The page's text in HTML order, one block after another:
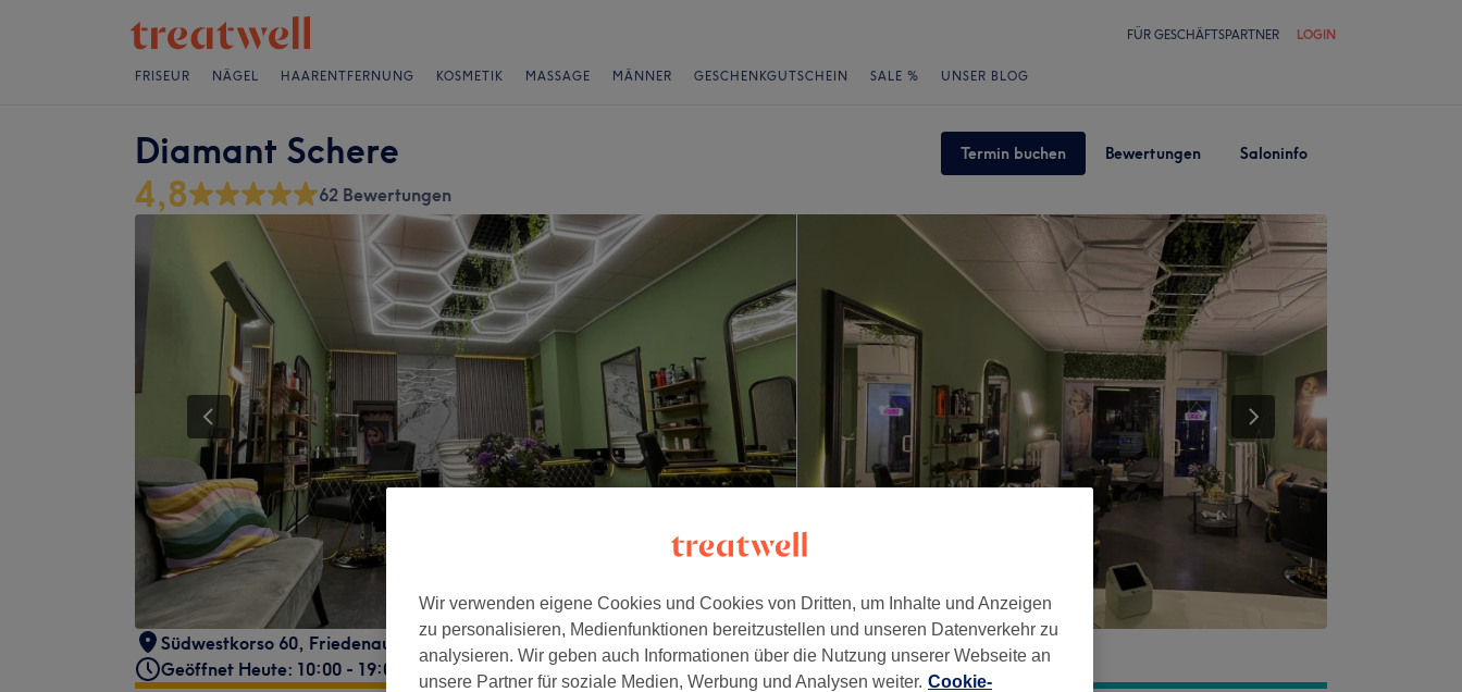
FÜR GESCHÄFTSPARTNER LOGIN
FRISEUR NÄGEL HAARENTFERNUNG KOSMETIK MASSAGE MÄNNER GESCHENKGUTSCHEIN SALE % UNSER BLOG
Diamant Schere Termin buchen Bewertungen Saloninfo
4,8 62 Bewertungen
Südwestkorso 60, Friedenau Berlin , 12161
Geöffnet Heute: 10:00 - 19:00
Wir verwenden eigene Cookies und Cookies von Dritten, um Inhalte und Anzeigen
zu personalisieren, Medienfunktionen bereitzustellen und unseren Datenverkehr zu
analysieren. Wir geben auch Informationen über die Nutzung unserer Webseite an
unsere Partner für soziale Medien, Werbung und Analysen weiter. Cookie-